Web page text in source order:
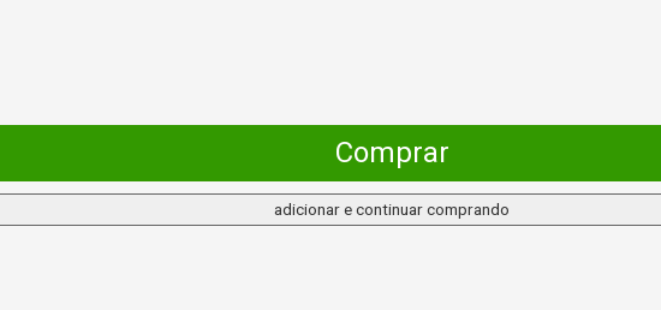
Comprar
adicionar e continuar comprando